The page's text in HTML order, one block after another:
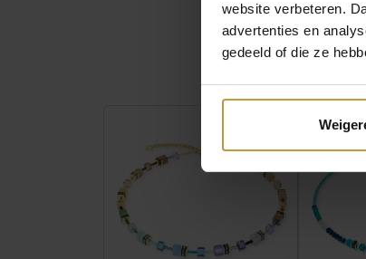
website verbeteren.
advertenties en
gedeeld of die ze